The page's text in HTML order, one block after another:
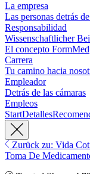
La empresa
Las personas detrás
Responsabilidad
Wissenschaftlicher
El concepto FormMed
Carrera
Tu camino hacia
Empleador
Detrás de las cámaras
Empleos
StartDetalles
Zurück zu: Vida
Toma De